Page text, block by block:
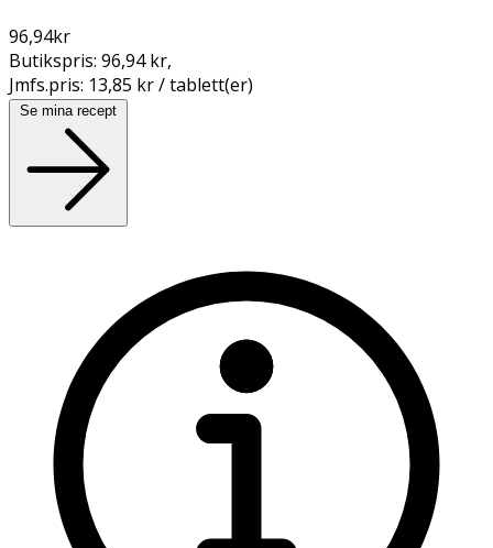
96,94kr
Butikspris: 96,94 kr,
Jmfs.pris: 13,85 kr / tablett(er)
Se mina recept